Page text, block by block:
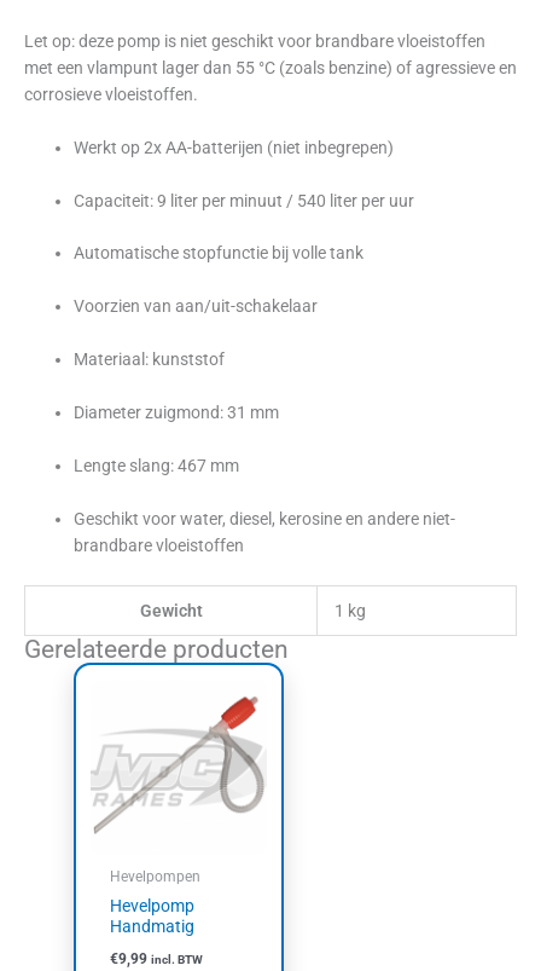
Let op: deze pomp is niet geschikt voor brandbare vloeistoffen
met een vlampunt lager dan 55 °C (zoals benzine) of agressieve en
corrosieve vloeistoffen.
Werkt op 2x AA-batterijen (niet inbegrepen)
Capaciteit: 9 liter per minuut / 540 liter per uur
Automatische stopfunctie bij volle tank
Voorzien van aan/uit-schakelaar
Materiaal: kunststof
Diameter zuigmond: 31 mm
Lengte slang: 467 mm
Geschikt voor water, diesel, kerosine en andere niet-
brandbare vloeistoffen
Gewicht 1 kg
Gerelateerde producten
Hevelpompen
Hevelpomp
Handmatig
€9,99 incl. BTW